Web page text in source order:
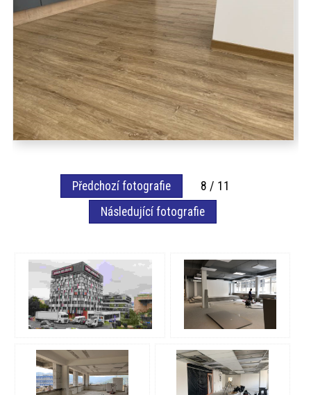
Předchozí fotografie
8 / 11
Následující fotografie